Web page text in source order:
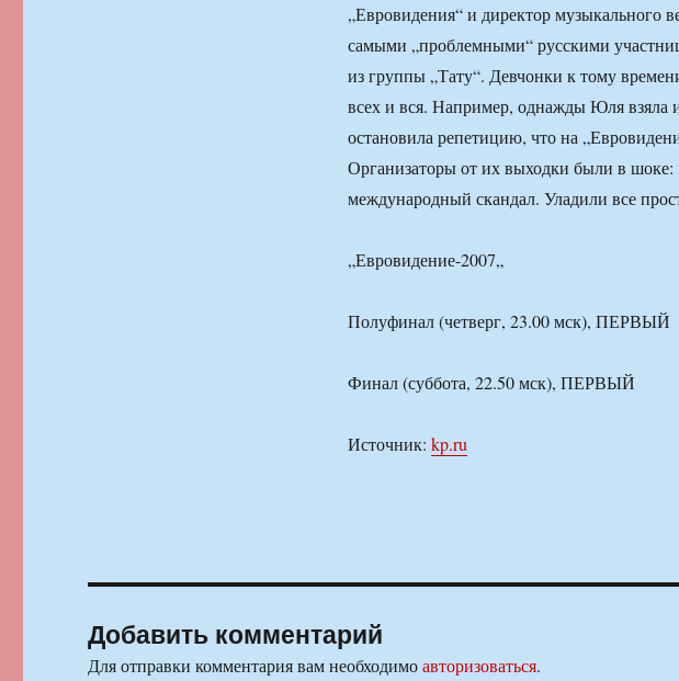
„Евровидения“ и директор
самыми „проблемными“ русскими
из группы „Тату“. Девчонки к тому
всех и вся. Например, однажды Юля взяла
остановила репетицию, что на
Организаторы от их выходки были в шоке:
международный скандал. Уладили все
„Евровидение-2007„
Полуфинал (четверг, 23.00 мск), ПЕРВЫЙ
Финал (суббота, 22.50 мск), ПЕРВЫЙ
Источник: kp.ru
Добавить комментарий
Для отправки комментария вам необходимоавторизоваться.